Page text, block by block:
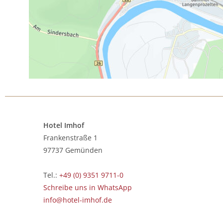
Hotel Imhof
Frankenstraße 1
97737 Gemünden
Tel.: +49 (0) 9351 9711-0
Schreibe uns in WhatsApp
info@hotel-imhof.de